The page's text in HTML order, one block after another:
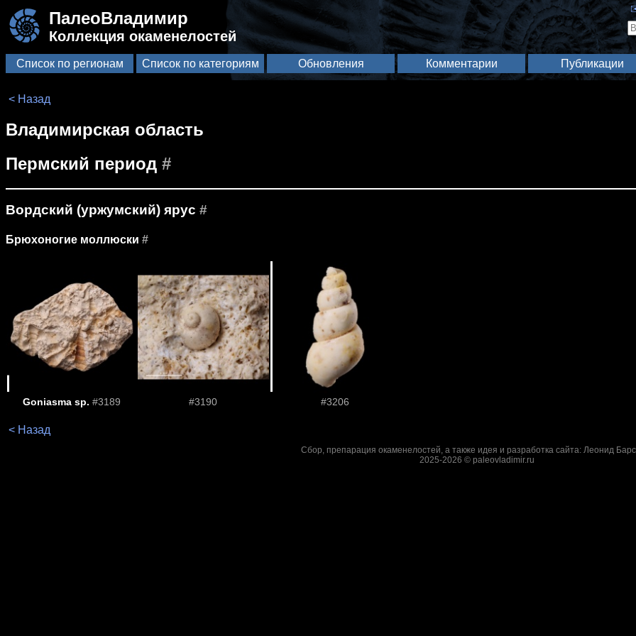
ПалеоВладимир
Коллекция окаменелостей
Список по регионам Список по категориям Обновления Комментарии Публикации
< Назад
Владимирская область
Пермский период #
Вордский (уржумский) ярус #
Брюхоногие моллюски #
Goniasma sp. #3189 #3190 #3206
< Назад
Сбор, препарация окаменелостей, а также идея и разработка сайта: Леонид
2025-2026 © paleovladimir.ru